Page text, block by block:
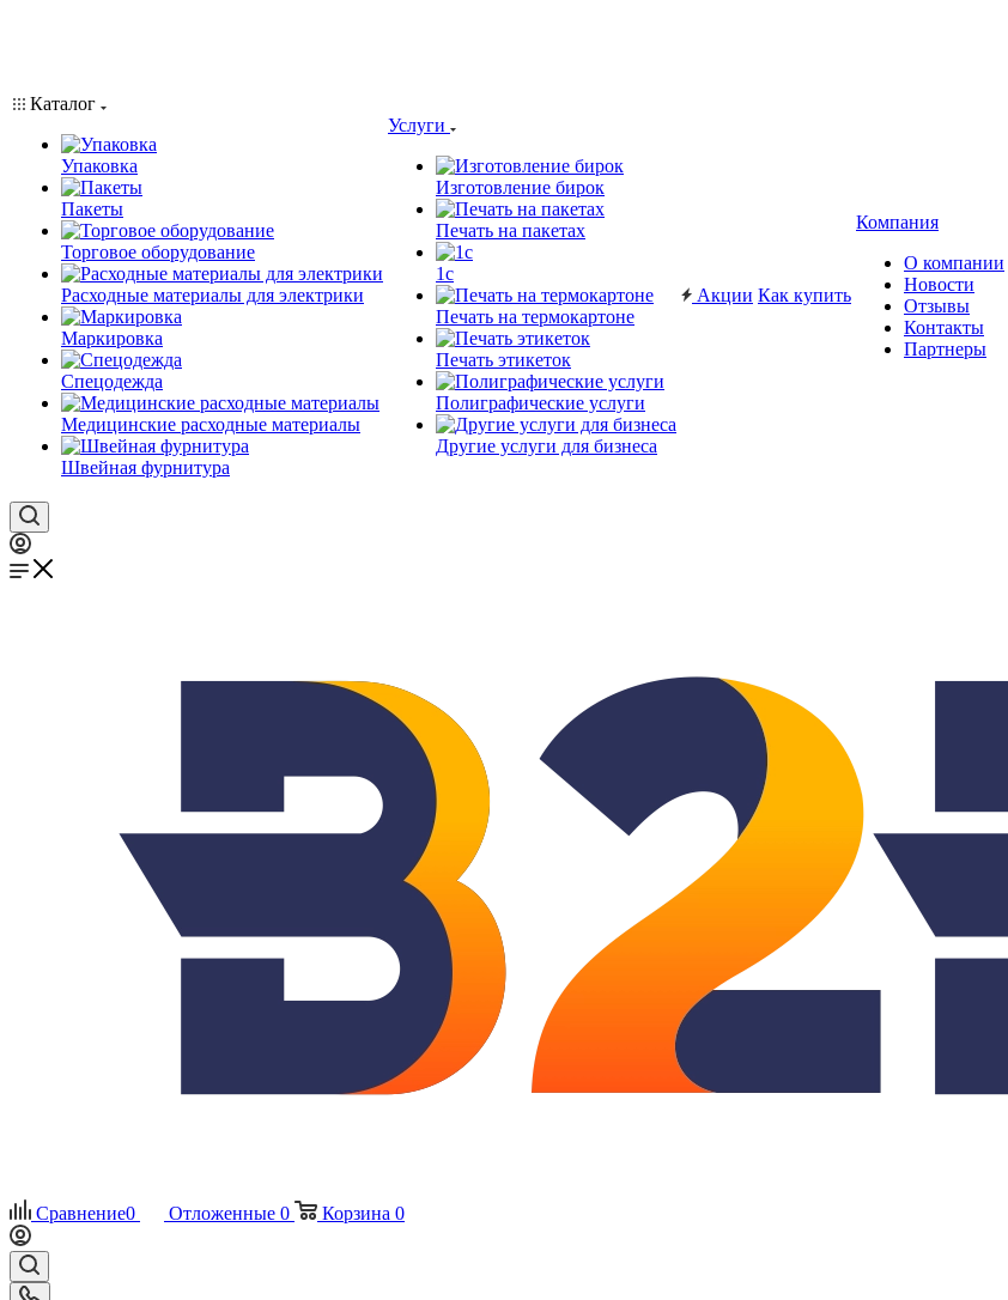
Каталог
Упаковка
Пакеты
Торговое оборудование
Расходные материалы для электрики
Маркировка
Спецодежда
Медицинские расходные материалы
Швейная фурнитура
Услуги
Изготовление бирок
Печать на пакетах
1c
Печать на термокартоне
Печать этикеток
Полиграфические услуги
Другие услуги для бизнеса
Акции Как купить
Компания
О компании
Новости
Отзывы
Контакты
Партнеры
Сравнение0 Отложенные 0 Корзина 0